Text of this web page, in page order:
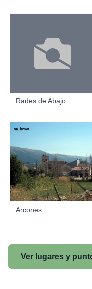
Rades de Abajo
Arcones
se_bmw
Ver lugares y